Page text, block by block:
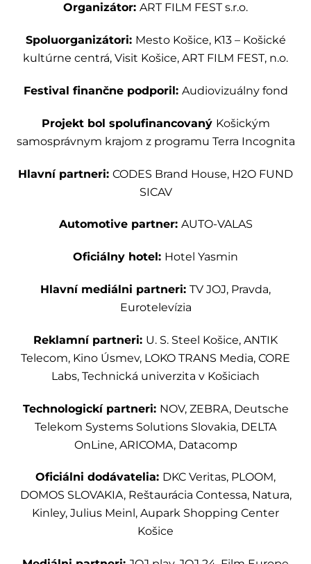
Organizátor: ART FILM FEST s.r.o.
Spoluorganizátori: Mesto Košice, K13 – Košické
kultúrne centrá, Visit Košice, ART FILM FEST, n.o.
Festival finančne podporil: Audiovizuálny fond
Projekt bol spolufinancovaný Košickým
samosprávnym krajom z programu Terra Incognita
Hlavní partneri: CODES Brand House, H2O FUND
SICAV
Automotive partner: AUTO-VALAS
Oficiálny hotel: Hotel Yasmin
Hlavní mediálni partneri: TV JOJ, Pravda,
Eurotelevízia
Reklamní partneri: U. S. Steel Košice, ANTIK
Telecom, Kino Úsmev, LOKO TRANS Media, CORE
Labs, Technická univerzita v Košiciach
Technologickí partneri: NOV, ZEBRA, Deutsche
Telekom Systems Solutions Slovakia, DELTA
OnLine, ARICOMA, Datacomp
Oficiálni dodávatelia: DKC Veritas, PLOOM,
DOMOS SLOVAKIA, Reštaurácia Contessa, Natura,
Kinley, Julius Meinl, Aupark Shopping Center
Košice